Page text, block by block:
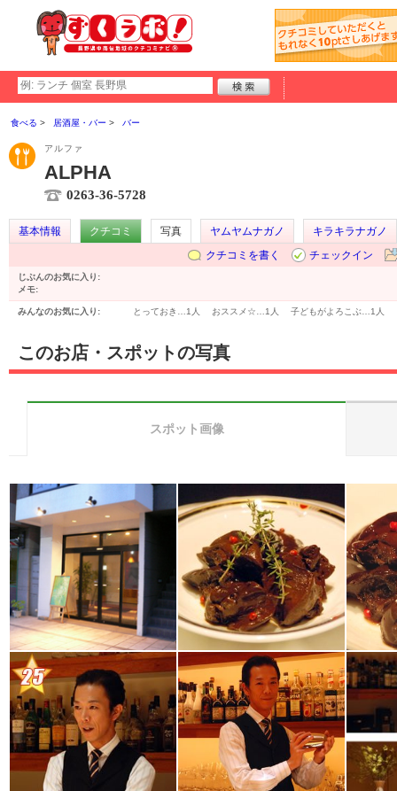
食べる 居酒屋・バー バー
アルファ
ALPHA
0263-36-5728
基本情報 クチコミ 写真 ヤムヤムナガノ
キラキラナガノ
クチコミを書く
チェックイン
じぶんのお気に入り:
メモ:
みんなのお気に入り: とっておき… 1人 おススメ☆… 1人 子どもがよろこぶ… 1人
このお店・スポットの写真
スポット画像